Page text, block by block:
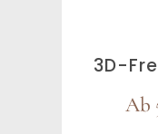
3D-
Ab